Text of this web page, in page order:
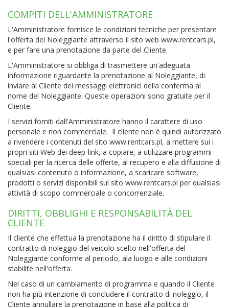
COMPITI DELL'AMMINISTRATORE
L'Amministratore fornisce le condizioni tecniche per presentare
l'offerta del Noleggiante attraverso il sito web www.rentcars.pl,
e per fare una prenotazione da parte del Cliente.
L'Amministratore si obbliga di trasmettere un'adeguata
informazione riguardante la prenotazione al Noleggiante, di
inviare al Cliente dei messaggi elettronici della conferma al
nome del Noleggiante. Queste operazioni sono gratuite per il
Cliente.
I servizi forniti dall'Amministratore hanno il carattere di uso
personale e non commerciale. Il cliente non è quindi autorizzato
a rivendere i contenuti del sito www.rentcars.pl, a mettere sui i
propri siti Web dei deep-link, a copiare, a utilizzare programmi
speciali per la ricerca delle offerte, al recupero e alla diffusione di
qualsiasi contenuto o informazione, a scaricare software,
prodotti o servizi disponibili sul sito www.rentcars.pl per qualsiasi
attività di scopo commerciale o concorrenziale.
DIRITTI, OBBLIGHI E RESPONSABILITÀ DEL
CLIENTE
Il cliente che effettua la prenotazione ha il diritto di stipulare il
contratto di noleggio del veicolo scelto nell'offerta del
Noleggiante conforme al periodo, ala luogo e alle condizioni
stabilite nell'offerta.
Nel caso di un cambiamento di programma e quando il Cliente
non ha più intenzione di concludere il contratto di noleggio, il
Cliente annullare la prenotazione in base alla politica di